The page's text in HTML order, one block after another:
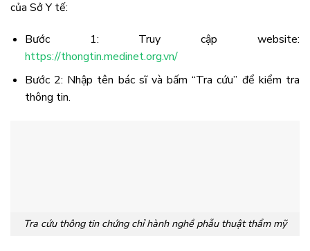
của Sở Y tế:
Bước 1: Truy cập website:
https://thongtin.medinet.org.vn/
Bước 2: Nhập tên bác sĩ và bấm “Tra cứu” để kiểm tra
thông tin.
Tra cứu thông tin chứng chỉ hành nghề phẫu thuật thẩm mỹ